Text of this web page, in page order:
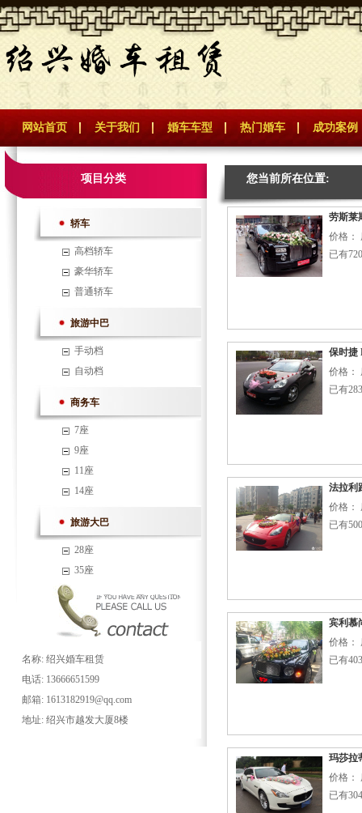
网站首页 关于我们 婚车车型 热门婚车 成功案例
项目分类
轿车
高档轿车
豪华轿车
普通轿车
旅游中巴
手动档
自动档
商务车
7座
9座
11座
14座
旅游大巴
28座
35座
名称: 绍兴婚车租赁
电话: 13666651599
邮箱: 1613182919@qq.com
地址: 绍兴市越发大厦8楼
您当前所在位置:
劳斯莱
价格：
已有
保时捷
价格：
已有
法拉利
价格：
已有
宾利慕
价格：
已有
玛莎拉
价格：
已有